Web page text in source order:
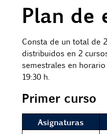
Plan de
Consta de un total de
distribuidos en 2
semestrales en
19:30 h.
Primer curso
Asignaturas